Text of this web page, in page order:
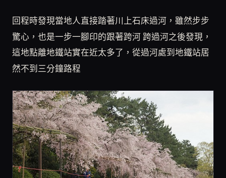
回程時發現當地人直接踏著川上石床過河，雖然步步
驚心，也是一步一腳印的跟著跨河 跨過河之後發現，
這地點離地鐵站實在近太多了，從過河處到地鐵站居
然不到三分鐘路程